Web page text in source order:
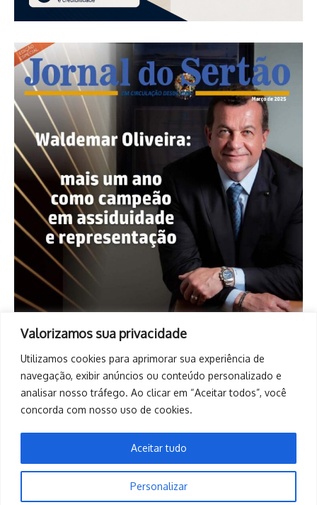
Valorizamos sua privacidade
Utilizamos cookies para aprimorar sua experiência de
navegação, exibir anúncios ou conteúdo personalizado e
analisar nosso tráfego. Ao clicar em “Aceitar todos”, você
concorda com nosso uso de cookies.
Personalizar
Aceitar tudo